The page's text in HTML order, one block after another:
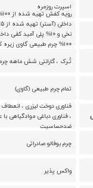
اسپرت روزمره
نخی و ۱۰% پلی آمید
۱۰۰% چرم طبیعی گاوی
تُـرک ، گارانتی شش ماهه چرم
تمام چرم طبیعی (گاوی)
فناوری دوخت لیزری ،
، فناوری دباغی موادگیاهی
ضدحساسیت
چرم بوفالو صادراتی
واکس پذیر